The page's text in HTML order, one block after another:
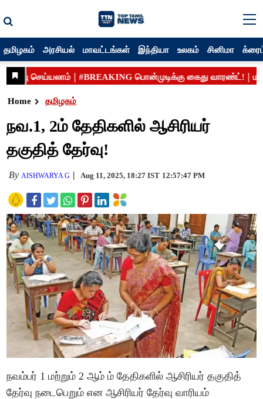
தமிழகம் அரசியல் மாவட்டங்கள் இந்தியா உலகம் சினிமா
Home தமிழகம்
நவ.1, 2ம் தேதிகளில் ஆசிரியர்
தகுதித் தேர்வு!
By AISHWARYA G Aug 11, 2025, 18:27 IST 12:57:47 PM
நவம்பர் 1 மற்றும் 2 ஆம் ம் தேதிகளில் ஆசிரியர் தகுதித்
தேர்வு நடைபெறும் என ஆசிரியர் தேர்வு வாரியம்